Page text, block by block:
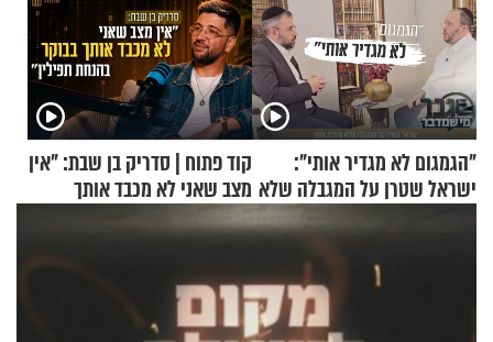
"הגמגום לא מגדיר אותי":
ישראל שטרן על המגבלה שלא
קוד פתוח | סדריק בן שבת: "אין
מצב שאני לא מכבד אותך
בבוקר בהנחת תפילין"